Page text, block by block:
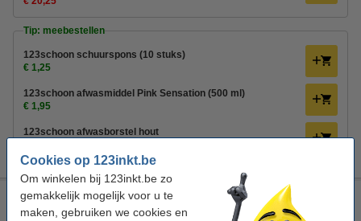
Cookies op 123inkt.be
Om winkelen bij 123inkt.be zo
gemakkelijk mogelijk voor u te
maken, gebruiken we cookies en
Tip: meebestellen
123schoon schuurspons (10 stuks)
€ 1,25
123schoon afwasmiddel Pink Sensation (500 ml)
€ 1,95
123schoon afwasborstel hout
HY@PRO Latex huishoudhandschoenen S blauw (1 paar, 45
gram)